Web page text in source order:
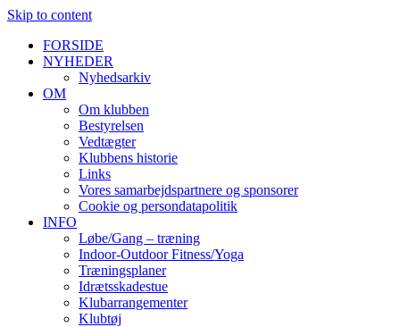
Skip to content
FORSIDE
NYHEDER
Nyhedsarkiv
OM
Om klubben
Bestyrelsen
Vedtægter
Klubbens historie
Links
Vores samarbejdspartnere og sponsorer
Cookie og persondatapolitik
INFO
Løbe/Gang – træning
Indoor-Outdoor Fitness/Yoga
Træningsplaner
Idrætsskadestue
Klubarrangementer
Klubtøj